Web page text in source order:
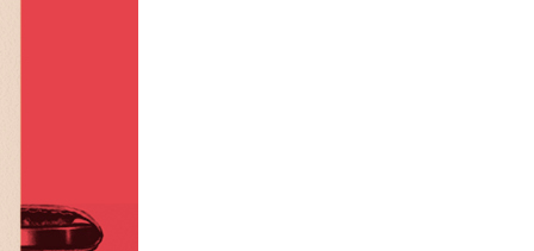
군의 비밀 무기 | 슈퍼히어로의 PTSD